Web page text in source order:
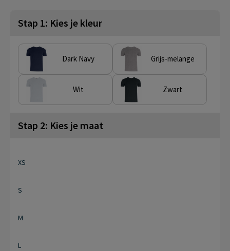
Stap 1: Kies je kleur
Dark Navy Grijs-melange
Wit Zwart
Stap 2: Kies je maat
XS
S
M
L